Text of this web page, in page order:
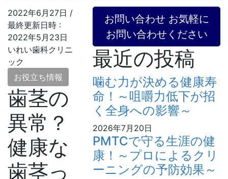
2022年6月27日 /
最終更新日時 :
2022年5月23日
いれい歯科クリニ
ック
お役立ち情報
歯茎の
異常？
健康な
歯茎っ
お問い合わせ お気軽に
お問い合わせください
最近の投稿
噛む力が決める健康寿
命！～咀嚼力低下が招
く全身への影響～
2026年7月20日
PMTCで守る生涯の健
康！～プロによるクリ
ーニングの予防効果～